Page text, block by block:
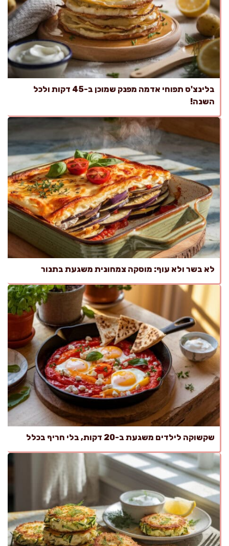
בלינצ'ס תפוחי אדמה מפנק שמוכן ב-45 דקות ולכל
השנה!
לא בשר ולא עוף: מוסקה צמחונית משגעת בתנור
שקשוקה לילדים משגעת ב-20 דקות, בלי חריף בכלל